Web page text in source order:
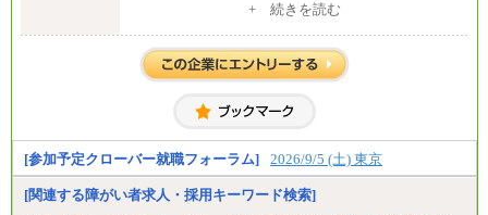
月給 200,000円～250,000円
入社時の処遇は経験・能力を考慮の上、当社規程に
より決定します。
お伝えします。
+ 続きを読む
[参加予定クローバー就職フォーラム] 2026/9/5 (土) 東京
[関連する障がい者求人・採用キーワード検索]